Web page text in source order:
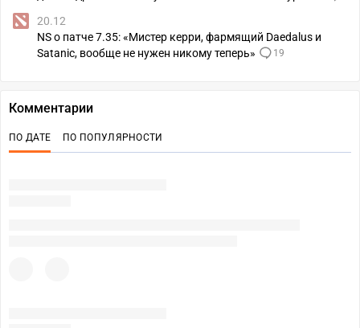
20.12
NS о патче 7.35: «Мистер керри, фармящий Daedalus и
Satanic, вообще не нужен никому теперь»
19
Комментарии
ПО ДАТЕ ПО ПОПУЛЯРНОСТИ